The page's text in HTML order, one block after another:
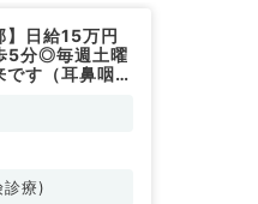
】日給15万円
5分◎毎週土曜
す（耳鼻咽喉
診療)